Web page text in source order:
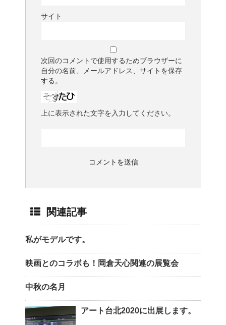
サイト
次回のコメントで使用するためブラウザーに
自分の名前、メールアドレス、サイトを保存
する。
上に表示された文字を入力してください。
関連記事
私がモデルです。
映画とのコラボも！岡倉天心関連の展覧会
中秋の名月
アート台北2020に出展します。